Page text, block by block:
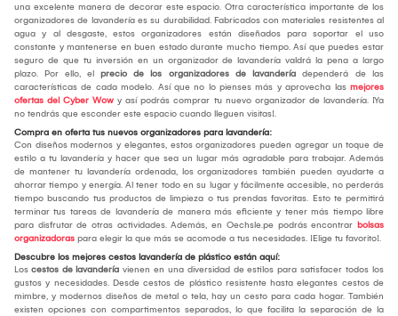
una excelente manera de decorar este espacio. Otra característica importante de los
organizadores de lavandería es su durabilidad. Fabricados con materiales resistentes al
agua y al desgaste, estos organizadores están diseñados para soportar el uso
constante y mantenerse en buen estado durante mucho tiempo. Así que puedes estar
seguro de que tu inversión en un organizador de lavandería valdrá la pena a largo
plazo. Por ello, el precio de los organizadores de lavandería dependerá de las
características de cada modelo. Así que no lo pienses más y aprovecha las mejores
ofertas del Cyber Wow y así podrás comprar tu nuevo organizador de lavandería. ¡Ya
no tendrás que esconder este espacio cuando lleguen visitas!.
Compra en oferta tus nuevos organizadores para lavandería:
Con diseños modernos y elegantes, estos organizadores pueden agregar un toque de
estilo a tu lavandería y hacer que sea un lugar más agradable para trabajar. Además
de mantener tu lavandería ordenada, los organizadores también pueden ayudarte a
ahorrar tiempo y energía. Al tener todo en su lugar y fácilmente accesible, no perderás
tiempo buscando tus productos de limpieza o tus prendas favoritas. Esto te permitirá
terminar tus tareas de lavandería de manera más eficiente y tener más tiempo libre
para disfrutar de otras actividades. Además, en Oechsle.pe podrás encontrar bolsas
organizadoras para elegir la que más se acomode a tus necesidades. ¡Elige tu favorito!.
Descubre los mejores cestos lavandería de plástico están aquí:
Los cestos de lavandería vienen en una diversidad de estilos para satisfacer todos los
gustos y necesidades. Desde cestos de plástico resistente hasta elegantes cestos de
mimbre, y modernos diseños de metal o tela, hay un cesto para cada hogar. También
existen opciones con compartimentos separados, lo que facilita la separación de la